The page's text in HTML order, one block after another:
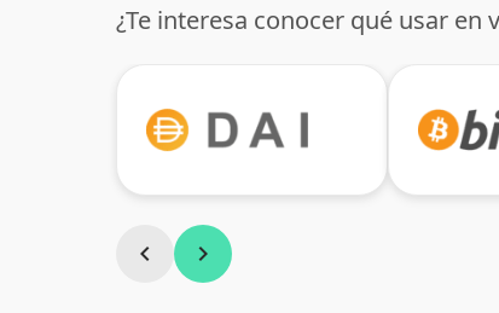
¿Te interesa conocer qué usar en
chevron_left chevron_right